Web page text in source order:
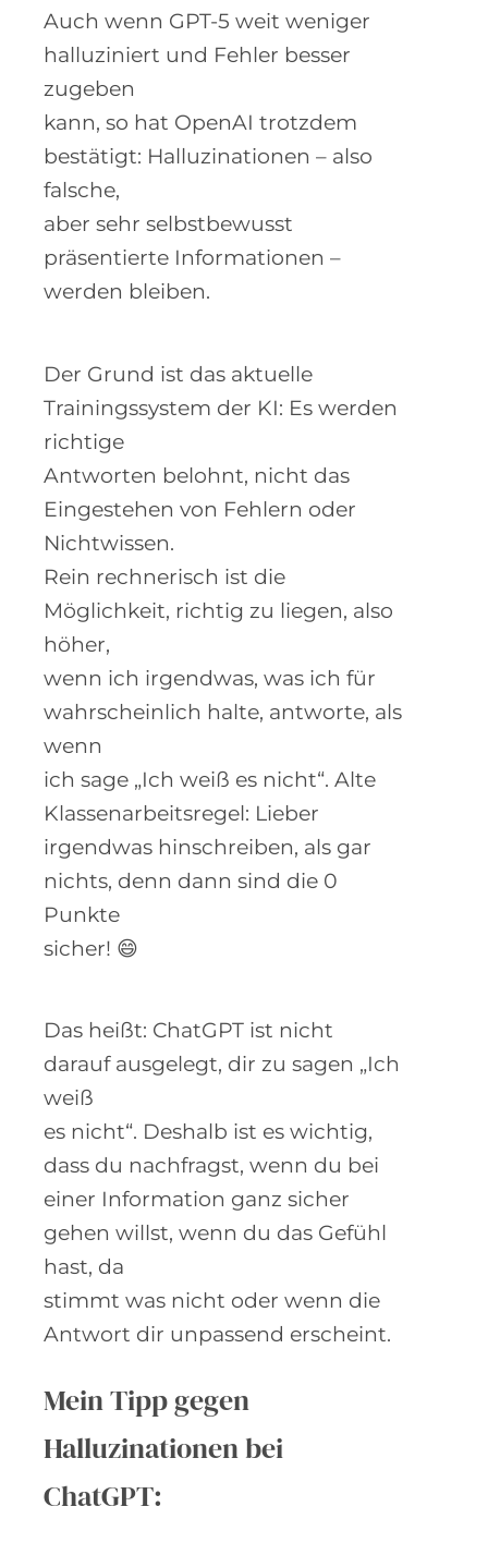
Auch wenn GPT-5 weit weniger
halluziniert und Fehler besser
zugeben
kann, so hat OpenAI trotzdem
bestätigt: Halluzinationen – also
falsche,
aber sehr selbstbewusst
präsentierte Informationen –
werden bleiben.
Der Grund ist das aktuelle
Trainingssystem der KI: Es werden
richtige
Antworten belohnt, nicht das
Eingestehen von Fehlern oder
Nichtwissen.
Rein rechnerisch ist die
Möglichkeit, richtig zu liegen, also
höher,
wenn ich irgendwas, was ich für
wahrscheinlich halte, antworte, als
wenn
ich sage „Ich weiß es nicht“. Alte
Klassenarbeitsregel: Lieber
irgendwas hinschreiben, als gar
nichts, denn dann sind die 0
Punkte
sicher! 😄
Das heißt: ChatGPT ist nicht
darauf ausgelegt, dir zu sagen „Ich
weiß
es nicht“. Deshalb ist es wichtig,
dass du nachfragst, wenn du bei
einer Information ganz sicher
gehen willst, wenn du das Gefühl
hast, da
stimmt was nicht oder wenn die
Antwort dir unpassend erscheint.
Mein Tipp gegen
Halluzinationen bei
ChatGPT: